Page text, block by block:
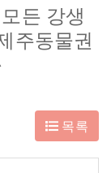
든 강생
주동물권
목록